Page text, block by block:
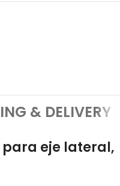
& DELIVERY
para eje lateral,